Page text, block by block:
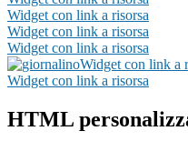
Widget con link a risorsa
Widget con link a risorsa
Widget con link a risorsa
Widget con link a
Widget con link a risorsa
HTML